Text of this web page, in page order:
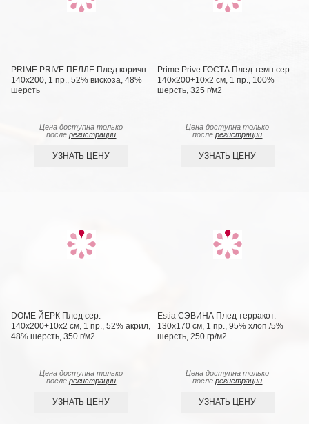
PRIME PRIVE ПЕЛЛЕ Плед коричн.
140х200, 1 пр., 52% вискоза, 48%
шерсть
Цена доступна только
послерегистрации
УЗНАТЬ ЦЕНУ
Prime Prive ГОСТА Плед темн.сер.
140х200+10х2 см, 1 пр., 100%
шерсть, 325 г/м2
Цена доступна только
послерегистрации
УЗНАТЬ ЦЕНУ
DOME ЙЕРК Плед сер.
140х200+10х2 см, 1 пр., 52% акрил,
48% шерсть, 350 г/м2
Цена доступна только
послерегистрации
УЗНАТЬ ЦЕНУ
Estia СЭВИНА Плед терракот.
130х170 см, 1 пр., 95% хлоп./5%
шерсть, 250 гр/м2
Цена доступна только
послерегистрации
УЗНАТЬ ЦЕНУ